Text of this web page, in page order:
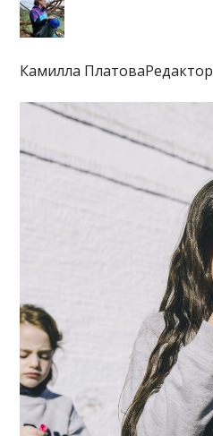
Камилла ПлатоваРедактор